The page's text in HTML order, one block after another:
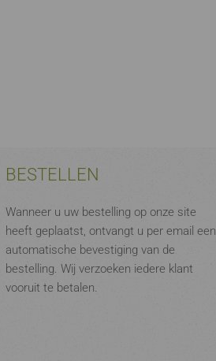
BESTELLEN
Wanneer u uw bestelling op onze site
heeft geplaatst, ontvangt u per email een
automatische bevestiging van de
bestelling. Wij verzoeken iedere klant
vooruit te betalen.